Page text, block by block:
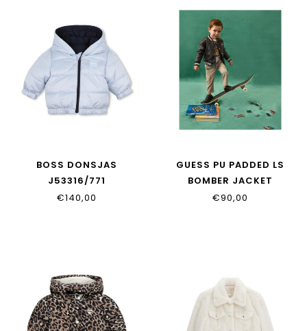
BOSS DONSJAS
J53316/771
€140,00
GUESS PU PADDED LS
BOMBER JACKET
N6YL04_W2663_JBLK
€90,00